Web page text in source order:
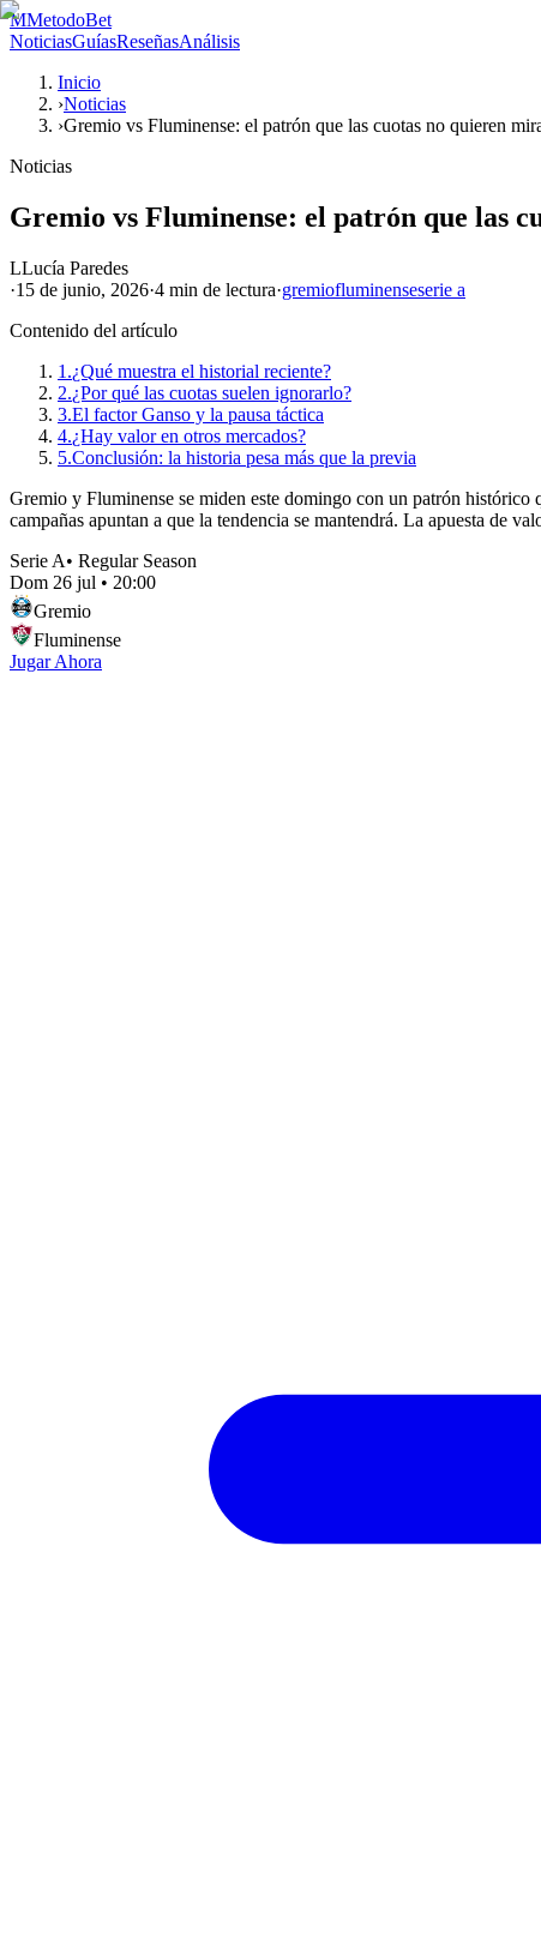
MMetodoBet
NoticiasGuíasReseñasAnálisis
Inicio
›Noticias
›Gremio vs Fluminense: el patrón que las cuotas no quieren
Noticias
Gremio vs Fluminense: el patrón que las
LLucía Paredes
·15 de junio, 2026·4 min de lectura·gremiofluminenseserie a
Contenido del artículo
1.¿Qué muestra el historial reciente?
2.¿Por qué las cuotas suelen ignorarlo?
3.El factor Ganso y la pausa táctica
4.¿Hay valor en otros mercados?
5.Conclusión: la historia pesa más que la previa
Gremio y Fluminense se miden este domingo con un patrón histórico
campañas apuntan a que la tendencia se mantendrá. La apuesta de
Serie A• Regular Season
Dom 26 jul • 20:00
Gremio
Fluminense
Jugar Ahora